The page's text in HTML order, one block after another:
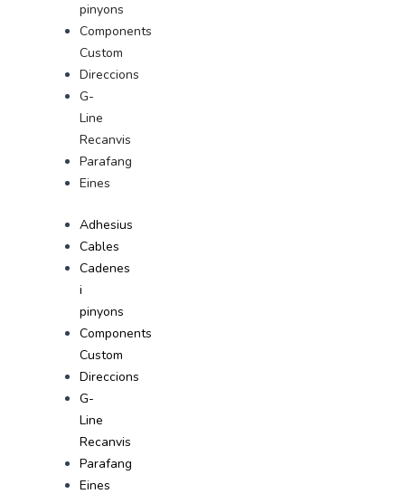
pinyons
Components
Custom
Direccions
G-
Line
Recanvis
Parafang
Eines
Adhesius
Cables
Cadenes
i
pinyons
Components
Custom
Direccions
G-
Line
Recanvis
Parafang
Eines